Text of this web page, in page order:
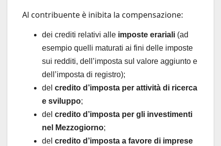
Al contribuente è inibita la compensazione:
dei crediti relativi alle imposte erariali (ad
esempio quelli maturati ai fini delle imposte
sui redditi, dell’imposta sul valore aggiunto e
dell’imposta di registro);
del credito d’imposta per attività di ricerca
e sviluppo;
del credito d’imposta per gli investimenti
nel Mezzogiorno;
del credito d’imposta a favore di imprese